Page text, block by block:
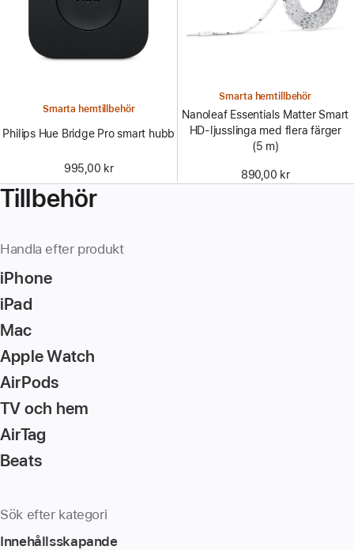
Smarta hemtillbehör
Philips Hue Bridge Pro smart hubb
995,00 kr
Smarta hemtillbehör
Nanoleaf Essentials Matter Smart
HD-ljusslinga med flera färger
(5 m)
890,00 kr
Tillbehör
Handla efter produkt
iPhone
iPad
Mac
Apple Watch
AirPods
TV och hem
AirTag
Beats
Sök efter kategori
Innehållsskapande